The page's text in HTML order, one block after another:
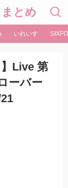
とめ
いれいす
Live 第
ーバー